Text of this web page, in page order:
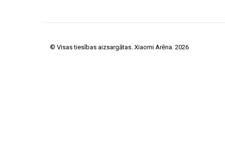
© Visas tiesības aizsargātas. Xiaomi Arēna. 2026